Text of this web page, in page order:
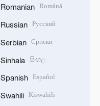
Romanian Română
Russian Русский
Serbian Српски
Sinhala සිංහල
Spanish Español
Swahili Kiswahili